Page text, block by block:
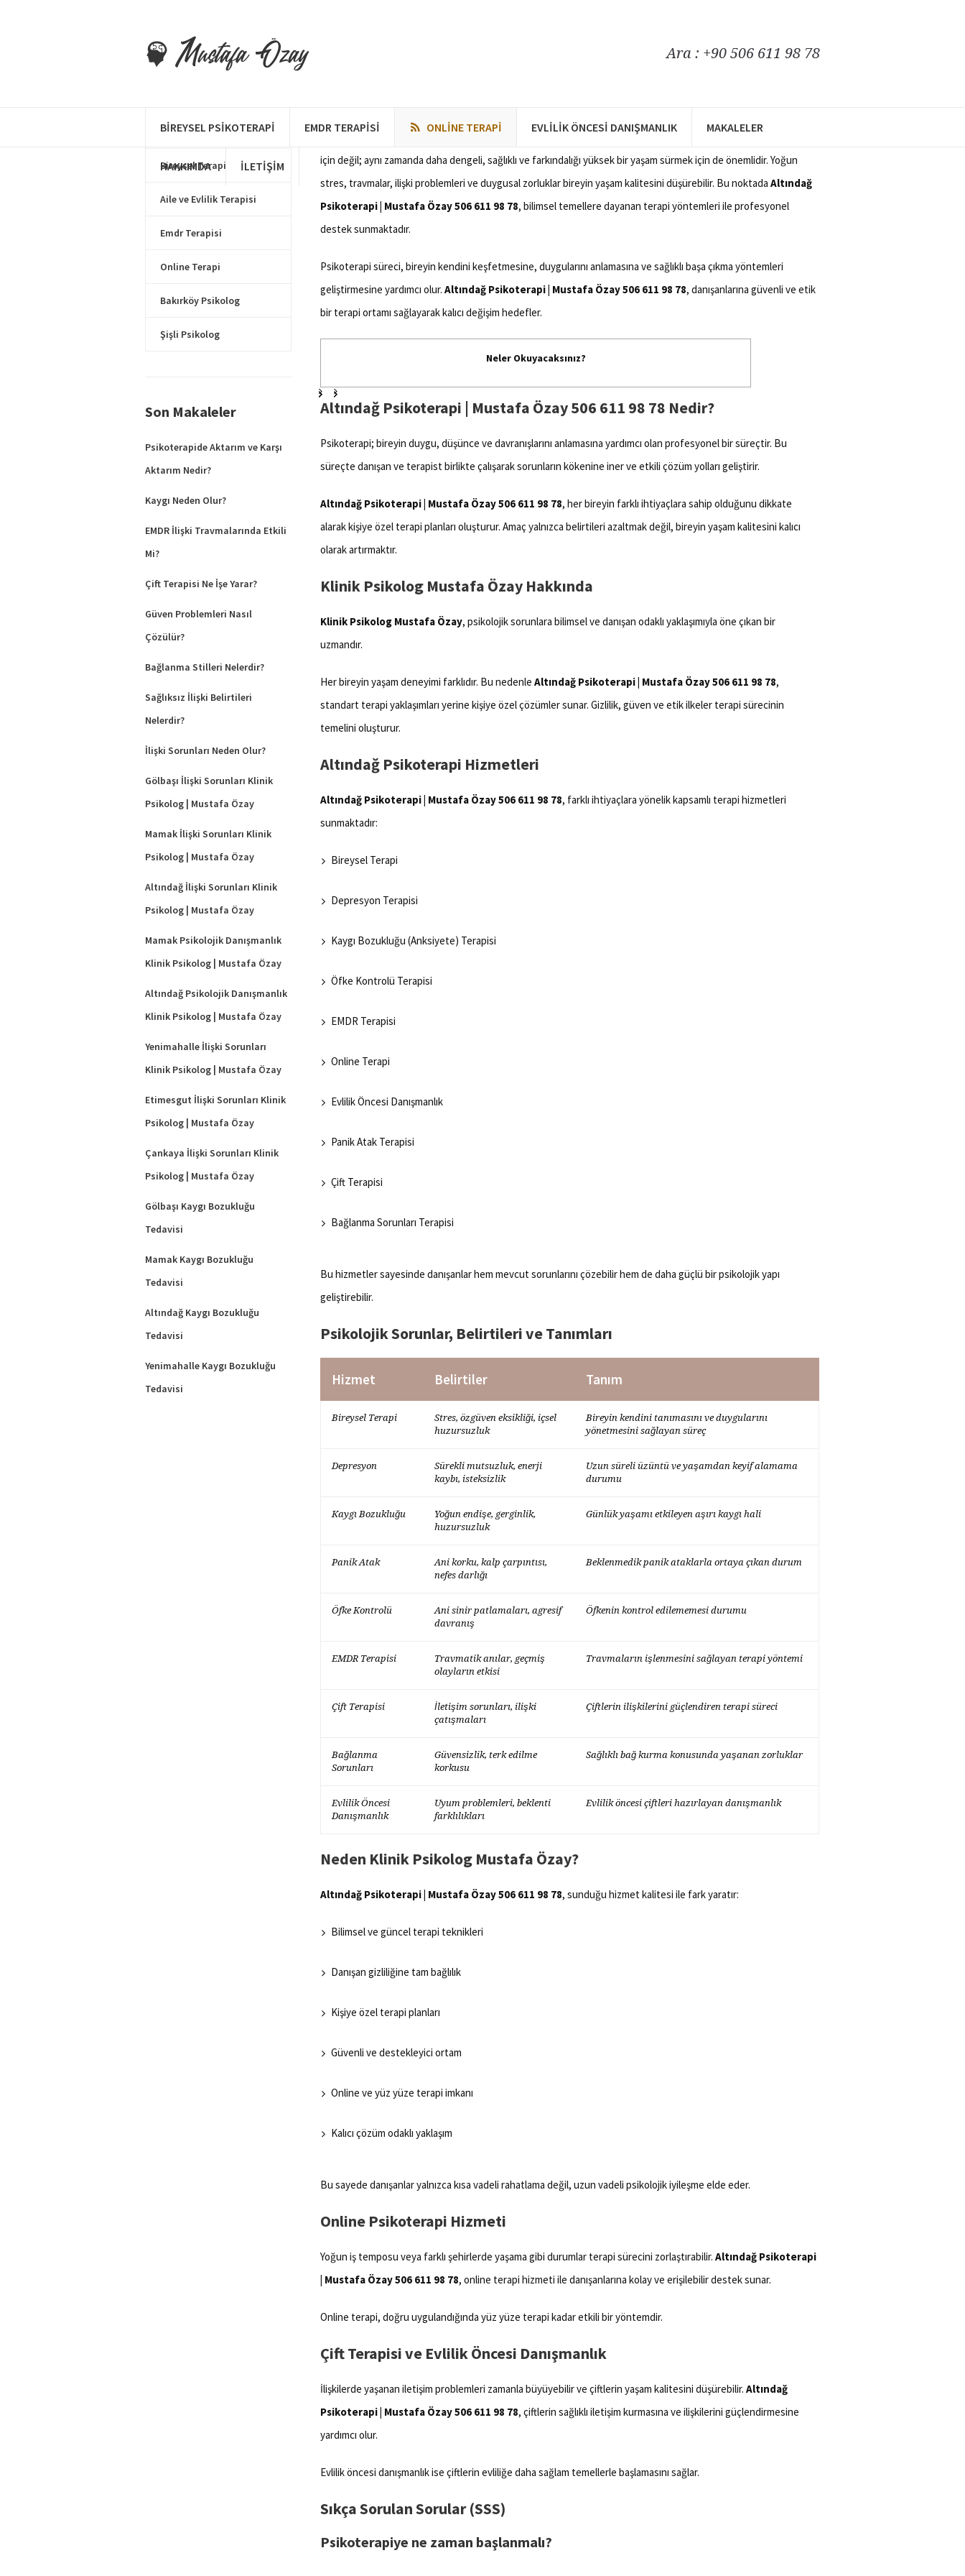
Ara : +90 506 611 98 78
BIREYSEL PSIKOTERAPI EMDR TERAPISI ONLINE TERAPI EVLILIK ÖNCESI DANIŞMANLIK MAKALELER
HAKKIMDA İLETIŞIM
piskolog
Altındağ Psikoterapi | Mustafa Özay 506 611 98 78: Günümüzde psikolojik destek almak, yalnızca sorunları çözmek
için değil; aynı zamanda daha dengeli, sağlıklı ve farkındalığı yüksek bir yaşam sürmek için de önemlidir. Yoğun
stres, travmalar, ilişki problemleri ve duygusal zorluklar bireyin yaşam kalitesini düşürebilir. Bu noktadaAltındağ
Psikoterapi | Mustafa Özay 506 611 98 78, bilimsel temellere dayanan terapi yöntemleri ile profesyonel
destek sunmaktadır.
Psikoterapi süreci, bireyin kendini keşfetmesine, duygularını anlamasına ve sağlıklı başa çıkma yöntemleri
geliştirmesine yardımcı olur.Altındağ Psikoterapi | Mustafa Özay 506 611 98 78, danışanlarına güvenli ve etik
bir terapi ortamı sağlayarak kalıcı değişim hedefler.
Neler Okuyacaksınız?
Altındağ Psikoterapi | Mustafa Özay 506 611 98 78 Nedir?
Psikoterapi; bireyin duygu, düşünce ve davranışlarını anlamasına yardımcı olan profesyonel bir süreçtir. Bu
süreçte danışan ve terapist birlikte çalışarak sorunların kökenine iner ve etkili çözüm yolları geliştirir.
Altındağ Psikoterapi | Mustafa Özay 506 611 98 78, her bireyin farklı ihtiyaçlara sahip olduğunu dikkate
alarak kişiye özel terapi planları oluşturur. Amaç yalnızca belirtileri azaltmak değil, bireyin yaşam kalitesini kalıcı
olarak artırmaktır.
Klinik Psikolog Mustafa Özay Hakkında
Klinik Psikolog Mustafa Özay, psikolojik sorunlara bilimsel ve danışan odaklı yaklaşımıyla öne çıkan bir
uzmandır.
Her bireyin yaşam deneyimi farklıdır. Bu nedenleAltındağ Psikoterapi | Mustafa Özay 506 611 98 78,
standart terapi yaklaşımları yerine kişiye özel çözümler sunar. Gizlilik, güven ve etik ilkeler terapi sürecinin
temelini oluşturur.
Altındağ Psikoterapi Hizmetleri
Altındağ Psikoterapi | Mustafa Özay 506 611 98 78, farklı ihtiyaçlara yönelik kapsamlı terapi hizmetleri
sunmaktadır:
Bireysel Terapi
Depresyon Terapisi
Kaygı Bozukluğu (Anksiyete) Terapisi
Öfke Kontrolü Terapisi
EMDR Terapisi
Online Terapi
Evlilik Öncesi Danışmanlık
Panik Atak Terapisi
Çift Terapisi
Bağlanma Sorunları Terapisi
Bu hizmetler sayesinde danışanlar hem mevcut sorunlarını çözebilir hem de daha güçlü bir psikolojik yapı
geliştirebilir.
Psikolojik Sorunlar, Belirtileri ve Tanımları
Hizmet Belirtiler Tanım
Bireysel Terapi
Stres, özgüven eksikliği, içsel
huzursuzluk
Bireyin kendini tanımasını ve duygularını
yönetmesini sağlayan süreç
Depresyon
Sürekli mutsuzluk, enerji
kaybı, isteksizlik
Uzun süreli üzüntü ve yaşamdan keyif alamama
durumu
Kaygı Bozukluğu
Yoğun endişe, gerginlik,
huzursuzluk
Günlük yaşamı etkileyen aşırı kaygı hali
Panik Atak
Ani korku, kalp çarpıntısı,
nefes darlığı
Beklenmedik panik ataklarla ortaya çıkan durum
Öfke Kontrolü
Ani sinir patlamaları, agresif
davranış
Öfkenin kontrol edilememesi durumu
EMDR Terapisi
Travmatik anılar, geçmiş
olayların etkisi
Travmaların işlenmesini sağlayan terapi yöntemi
Çift Terapisi
İletişim sorunları, ilişki
çatışmaları
Çiftlerin ilişkilerini güçlendiren terapi süreci
Bağlanma
Sorunları
Güvensizlik, terk edilme
korkusu
Sağlıklı bağ kurma konusunda yaşanan zorluklar
Evlilik Öncesi
Danışmanlık
Uyum problemleri, beklenti
farklılıkları
Evlilik öncesi çiftleri hazırlayan danışmanlık
Neden Klinik Psikolog Mustafa Özay?
Altındağ Psikoterapi | Mustafa Özay 506 611 98 78, sunduğu hizmet kalitesi ile fark yaratır:
Bilimsel ve güncel terapi teknikleri
Danışan gizliliğine tam bağlılık
Kişiye özel terapi planları
Güvenli ve destekleyici ortam
Online ve yüz yüze terapi imkanı
Kalıcı çözüm odaklı yaklaşım
Bu sayede danışanlar yalnızca kısa vadeli rahatlama değil, uzun vadeli psikolojik iyileşme elde eder.
Online Psikoterapi Hizmeti
Yoğun iş temposu veya farklı şehirlerde yaşama gibi durumlar terapi sürecini zorlaştırabilir.Altındağ Psikoterapi
| Mustafa Özay 506 611 98 78, online terapi hizmeti ile danışanlarına kolay ve erişilebilir destek sunar.
Online terapi, doğru uygulandığında yüz yüze terapi kadar etkili bir yöntemdir.
Çift Terapisi ve Evlilik Öncesi Danışmanlık
İlişkilerde yaşanan iletişim problemleri zamanla büyüyebilir ve çiftlerin yaşam kalitesini düşürebilir.Altındağ
Psikoterapi | Mustafa Özay 506 611 98 78, çiftlerin sağlıklı iletişim kurmasına ve ilişkilerini güçlendirmesine
yardımcı olur.
Evlilik öncesi danışmanlık ise çiftlerin evliliğe daha sağlam temellerle başlamasını sağlar.
Sıkça Sorulan Sorular (SSS)
Psikoterapiye ne zaman başlanmalı?
Makale Kategorileri
Bireysel Terapi
Aile ve Evlilik Terapisi
Emdr Terapisi
Online Terapi
Bakırköy Psikolog
Şişli Psikolog
Son Makaleler
Psikoterapide Aktarım ve Karşı
Aktarım Nedir?
Kaygı Neden Olur?
EMDR İlişki Travmalarında Etkili
Mi?
Çift Terapisi Ne İşe Yarar?
Güven Problemleri Nasıl
Çözülür?
Bağlanma Stilleri Nelerdir?
Sağlıksız İlişki Belirtileri
Nelerdir?
İlişki Sorunları Neden Olur?
Gölbaşı İlişki Sorunları Klinik
Psikolog | Mustafa Özay
Mamak İlişki Sorunları Klinik
Psikolog | Mustafa Özay
Altındağ İlişki Sorunları Klinik
Psikolog | Mustafa Özay
Mamak Psikolojik Danışmanlık
Klinik Psikolog | Mustafa Özay
Altındağ Psikolojik Danışmanlık
Klinik Psikolog | Mustafa Özay
Yenimahalle İlişki Sorunları
Klinik Psikolog | Mustafa Özay
Etimesgut İlişki Sorunları Klinik
Psikolog | Mustafa Özay
Çankaya İlişki Sorunları Klinik
Psikolog | Mustafa Özay
Gölbaşı Kaygı Bozukluğu
Tedavisi
Mamak Kaygı Bozukluğu
Tedavisi
Altındağ Kaygı Bozukluğu
Tedavisi
Yenimahalle Kaygı Bozukluğu
Tedavisi